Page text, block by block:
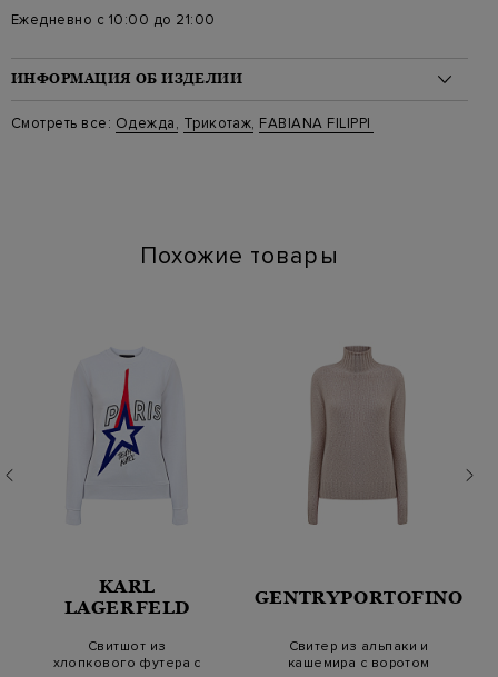
Ежедневно с 10:00 до 21:00
ИНФОРМАЦИЯ ОБ ИЗДЕЛИИ
Материал: флис 53%, шелк 24%, лен 23%
На модели: Размер 46
Смотреть все: Одежда, Трикотаж, FABIANA FILIPPI
Похожие товары
KARL
LAGERFELD
Свитшот из
хлопкового футера с
GENTRYPORTOFINO
Свитер из альпаки и
кашемира с воротом